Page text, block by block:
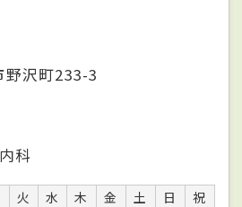
沢町233-3
内科
火 水 木 金 土 日
祝